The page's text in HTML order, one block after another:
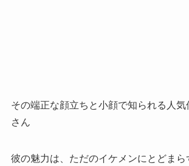
その端正な顔立ちと小顔で知られる人
さん
彼の魅力は、ただのイケメンにとどまら